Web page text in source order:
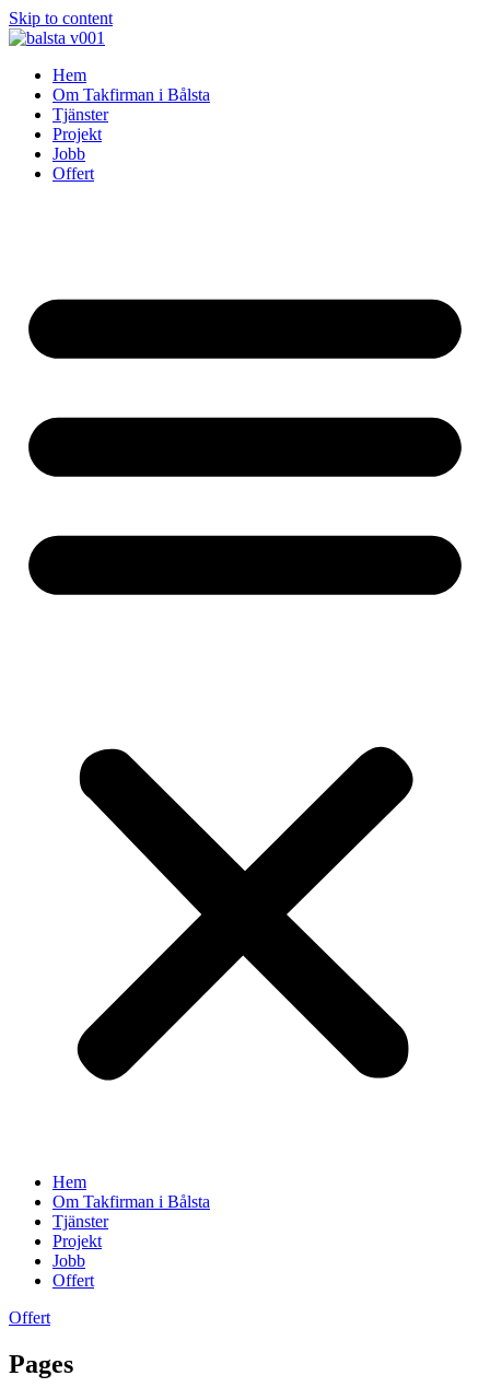
Skip to content
Hem
Om Takfirman i Bålsta
Tjänster
Projekt
Jobb
Offert
Hem
Om Takfirman i Bålsta
Tjänster
Projekt
Jobb
Offert
Offert
Pages